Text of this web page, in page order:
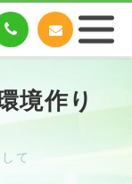
境作り
て